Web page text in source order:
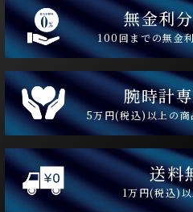
無金利
100回までの無金
腕時計
5万円(税込)以上の
送料
1万円(税込)